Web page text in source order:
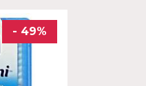
AGGIUNGI
- 49%